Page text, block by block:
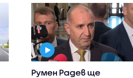
Румен Радев ще